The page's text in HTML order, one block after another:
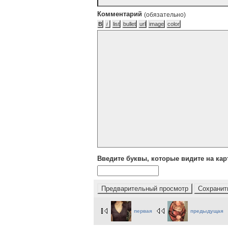
Комментарий (обязательно)
Введите буквы, которые видите на
первая предыдущая